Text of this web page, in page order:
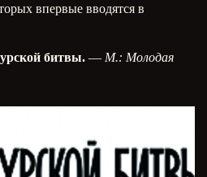
впервые вводятся в
битвы. — М.: Молодая